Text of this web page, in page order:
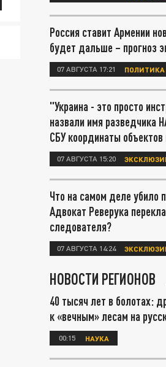
Россия ставит Армении
будет дальше – прогноз
07 АВГУСТА 17:21 ПОЛИТИКА
"Украина - это просто
назвали имя разведчика
СБУ координаты объектов
07 АВГУСТА 15:20
Что на самом деле убило
Адвокат Реверука
следователя?
07 АВГУСТА 14:24
НОВОСТИ РЕГИОНОВ
40 тысяч лет в болотах:
к «вечным» лесам на
00:15 НАУКА